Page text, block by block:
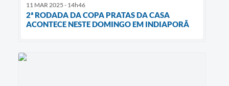
11 MAR 2025 - 14h46
2ª RODADA DA COPA PRATAS DA CASA
ACONTECE NESTE DOMINGO EM INDIAPORÃ